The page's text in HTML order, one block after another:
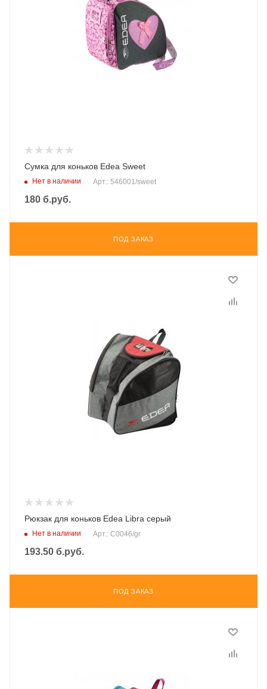
Сумка для коньков Edea Sweet
Нет в наличии Арт.: 546001/sweet
180 б.руб.
ПОД ЗАКАЗ
Рюкзак для коньков Edea Libra серый
Нет в наличии Арт.: C0046/gr
193.50 б.руб.
ПОД ЗАКАЗ